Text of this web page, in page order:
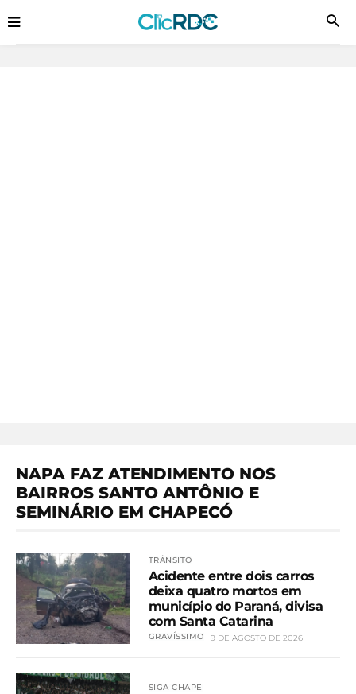
NAPA FAZ ATENDIMENTO NOS
BAIRROS SANTO ANTÔNIO E
SEMINÁRIO EM CHAPECÓ
TRÂNSITO
Acidente entre dois carros
deixa quatro mortos em
município do Paraná, divisa
com Santa Catarina
GRAVÍSSIMO 9 DE AGOSTO DE 2026
SIGA CHAPE